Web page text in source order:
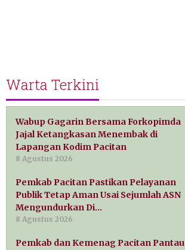
Warta Terkini
Wabup Gagarin Bersama Forkopimda
Jajal Ketangkasan Menembak di
Lapangan Kodim Pacitan
8 Agustus 2026
Pemkab Pacitan Pastikan Pelayanan
Publik Tetap Aman Usai Sejumlah ASN
Mengundurkan Di…
8 Agustus 2026
Pemkab dan Kemenag Pacitan Pantau